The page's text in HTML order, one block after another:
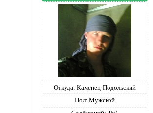
Откуда: Каменец-Подольский
Пол: Мужской